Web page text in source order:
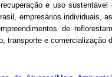
e uso
empresários individuais,
de
transporte e comercialização